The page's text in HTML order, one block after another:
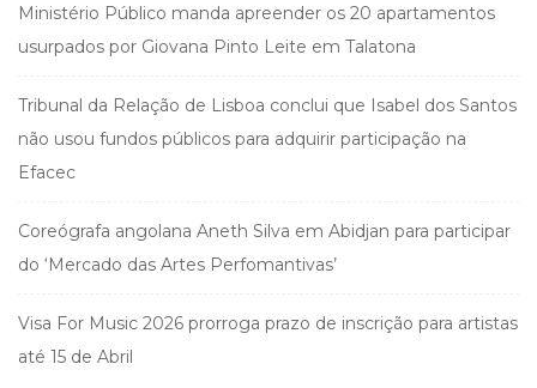
Ministério Público manda apreender os 20 apartamentos
usurpados por Giovana Pinto Leite em Talatona
Tribunal da Relação de Lisboa conclui que Isabel dos Santos
não usou fundos públicos para adquirir participação na
Efacec
Coreógrafa angolana Aneth Silva em Abidjan para participar
do ‘Mercado das Artes Perfomantivas’
Visa For Music 2026 prorroga prazo de inscrição para artistas
até 15 de Abril